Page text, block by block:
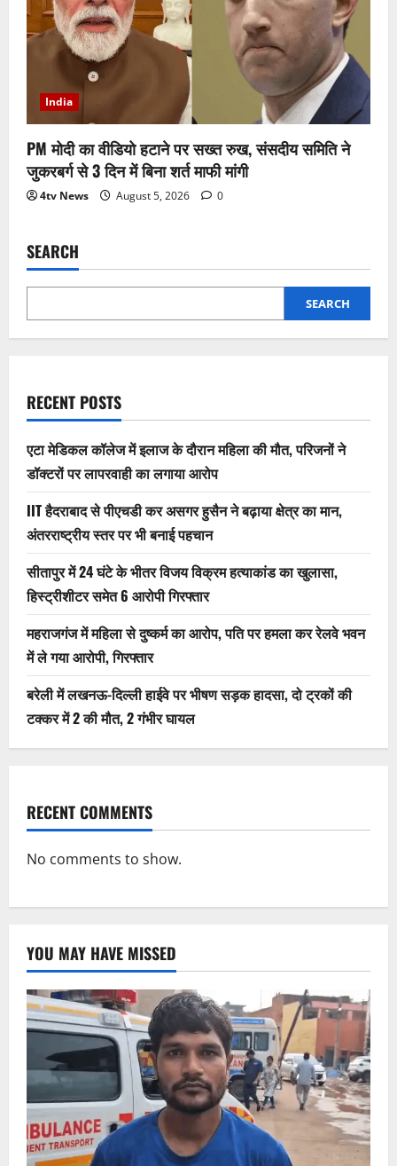
India
PM मोदी का वीडियो हटाने पर सख्त रुख, संसदीय समिति ने
जुकरबर्ग से 3 दिन में बिना शर्त माफी मांगी
4tv News August 5, 2026 0
SEARCH
SEARCH
RECENT POSTS
एटा मेडिकल कॉलेज में इलाज के दौरान महिला की मौत, परिजनों ने
डॉक्टरों पर लापरवाही का लगाया आरोप
IIT हैदराबाद से पीएचडी कर असगर हुसैन ने बढ़ाया क्षेत्र का मान,
अंतरराष्ट्रीय स्तर पर भी बनाई पहचान
सीतापुर में 24 घंटे के भीतर विजय विक्रम हत्याकांड का खुलासा,
हिस्ट्रीशीटर समेत 6 आरोपी गिरफ्तार
महराजगंज में महिला से दुष्कर्म का आरोप, पति पर हमला कर रेलवे भवन
में ले गया आरोपी, गिरफ्तार
बरेली में लखनऊ-दिल्ली हाईवे पर भीषण सड़क हादसा, दो ट्रकों की
टक्कर में 2 की मौत, 2 गंभीर घायल
RECENT COMMENTS
No comments to show.
YOU MAY HAVE MISSED